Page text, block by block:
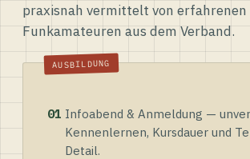
praxisnah vermittelt von erfahrenen
Funkamateuren aus dem Verband.
01 Infoabend & Anmeldung —
Kennenlernen, Kursdauer und
Detail.